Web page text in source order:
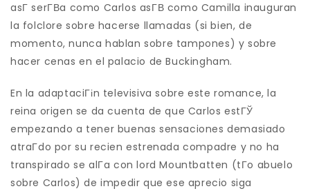
asГ­ serГ­В­a como Carlos asГ­В­ como Camilla inauguran
la folclore sobre hacerse llamadas (si bien, de
momento, nunca hablan sobre tampones) y sobre
hacer cenas en el palacio de Buckingham.
En la adaptaciГіn televisiva sobre este romance, la
reina origen se da cuenta de que Carlos estГЎ
empezando a tener buenas sensaciones demasiado
atraГ­do por su recien estrenada compadre y no ha
transpirado se alГ­a con lord Mountbatten (tГ­o abuelo
sobre Carlos) de impedir que ese aprecio siga